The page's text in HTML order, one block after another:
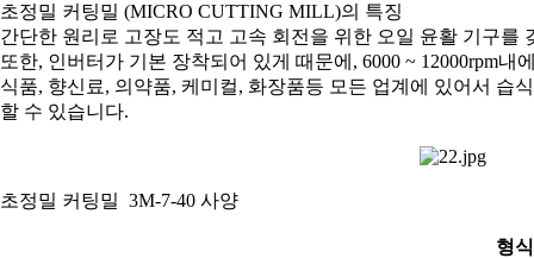
초정밀 커팅밀 (MICRO CUTTING MILL)의 특징
간단한 원리로 고장도 적고 고속 회전을 위한 오일 윤활 기구를
또한, 인버터가 기본 장착되어 있게 때문에, 6000 ~ 12000rpm
식품, 향신료, 의약품, 케미컬, 화장품등 모든 업계에 있어서 습
할 수 있습니다.
초정밀 커팅밀 3M-7-40 사양
형식